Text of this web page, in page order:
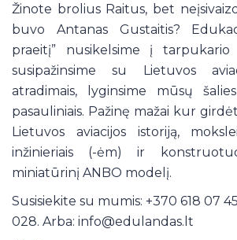
Žinote brolius Raitus, bet
buvo Antanas Gustaitis?
praeitį” nusikelsime į tarpukario
susipažinsime su Lietuvos
atradimais, lyginsime mūsų
pasauliniais. Pažinę mažai kur
Lietuvos aviacijos istoriją,
inžinieriais (-ėm) ir
miniatūrinį ANBO modelį.
Susisiekite su mumis: +370 618 07
028. Arba: info@edulandas.lt